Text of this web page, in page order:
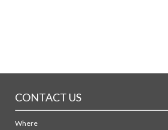
CONTACT US
Where